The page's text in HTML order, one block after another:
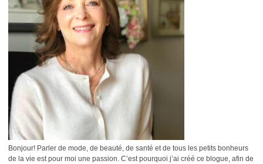
Bonjour! Parler de mode, de beauté, de santé et de tous les petits bonheurs
de la vie est pour moi une passion. C’est pourquoi j’ai créé ce blogue, afin de